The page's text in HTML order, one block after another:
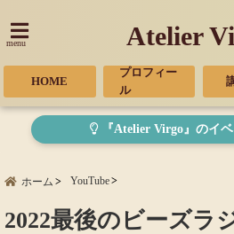
menu Atelier
HOME
プロフィー
ル
『Atelier Virgo』のイ
ホーム YouTube
2022最後のビーズラ